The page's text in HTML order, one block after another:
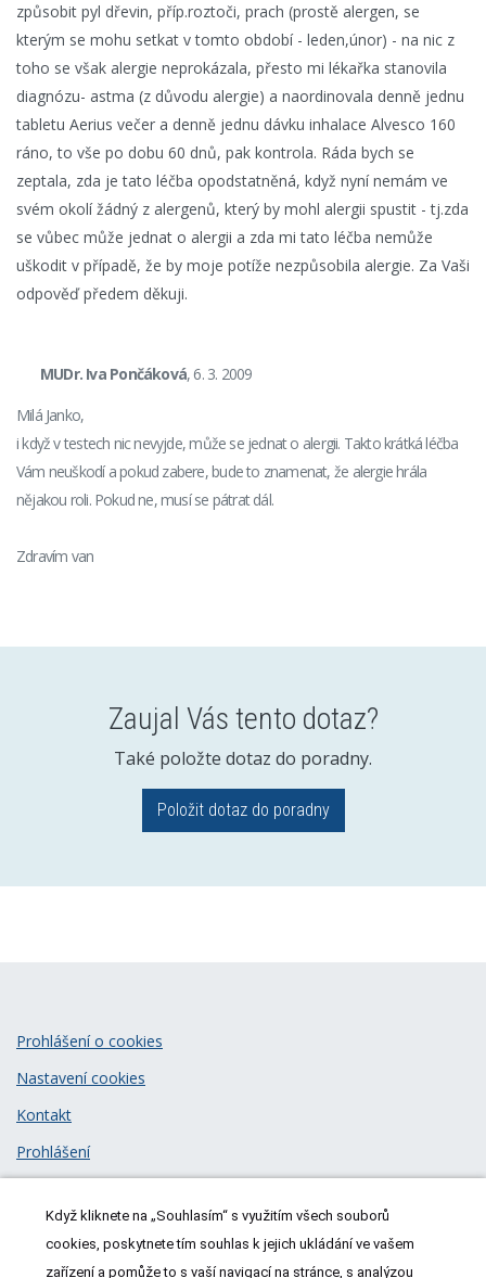
způsobit pyl dřevin, příp.roztoči, prach (prostě alergen, se
kterým se mohu setkat v tomto období - leden,únor) - na nic z
toho se však alergie neprokázala, přesto mi lékařka stanovila
diagnózu- astma (z důvodu alergie) a naordinovala denně jednu
tabletu Aerius večer a denně jednu dávku inhalace Alvesco 160
ráno, to vše po dobu 60 dnů, pak kontrola. Ráda bych se
zeptala, zda je tato léčba opodstatněná, když nyní nemám ve
svém okolí žádný z alergenů, který by mohl alergii spustit - tj.zda
se vůbec může jednat o alergii a zda mi tato léčba nemůže
uškodit v případě, že by moje potíže nezpůsobila alergie. Za Vaši
odpověď předem děkuji.
MUDr. Iva Pončáková, 6. 3. 2009
Milá Janko,
i když v testech nic nevyjde, může se jednat o alergii. Takto krátká léčba
Vám neuškodí a pokud zabere, bude to znamenat, že alergie hrála
nějakou roli. Pokud ne, musí se pátrat dál.
Zdravím van
Zaujal Vás tento dotaz?
Také položte dotaz do poradny.
Položit dotaz do poradny
© 2026MeDitorial| ISSN 1805-3408
Prohlášení o cookies
Nastavení cookies
Kontakt
Prohlášení
Když kliknete na „Souhlasím“ s využitím všech souborů
cookies, poskytnete tím souhlas k jejich ukládání ve vašem
zařízení a pomůže to s vaší navigací na stránce, s analýzou